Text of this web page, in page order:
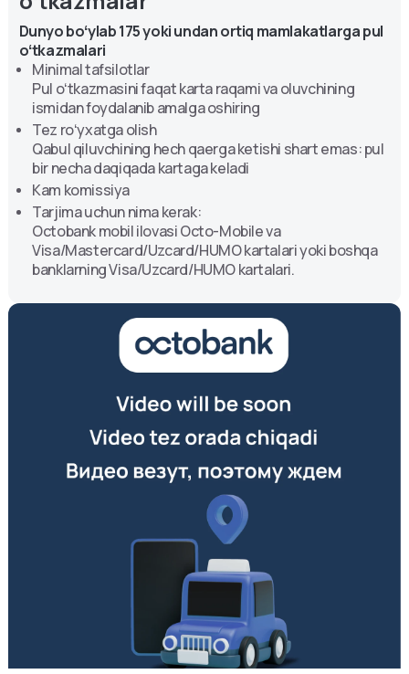
"Visa Direct" ni bosing → shakldagi ma'lumotlarni
toʻldiring (karta raqami, birinchi va oxirgi) oluvchining
nomi, miqdori AQSH dollarida) → “Davom etish” →
kiritilgan maʼlumotlarning toʻgʻriligini tekshiring →
“Yuborish”
⠀
oʻtkazma yuborildi.